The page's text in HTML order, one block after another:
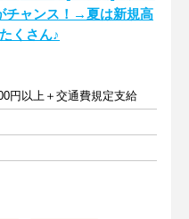
チャンス！→夏は新規高
くさん♪
円以上＋交通費規定支給